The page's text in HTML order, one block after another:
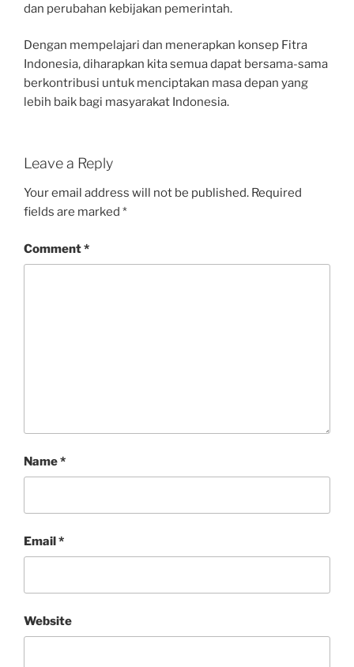
dan perubahan kebijakan pemerintah.
Dengan mempelajari dan menerapkan konsep Fitra
Indonesia, diharapkan kita semua dapat bersama-sama
berkontribusi untuk menciptakan masa depan yang
lebih baik bagi masyarakat Indonesia.
Leave a Reply
Your email address will not be published. Required
fields are marked *
Comment*
Name*
Email*
Website